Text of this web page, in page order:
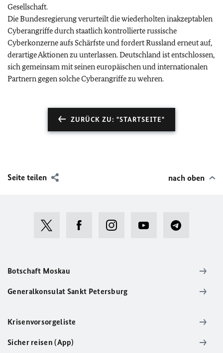
Gesellschaft.
Die Bundesregierung verurteilt die wiederholten inakzeptablen
Cyberangriffe durch staatlich kontrollierte russische
Cyberkonzerne aufs Schärfste und fordert Russland erneut auf,
derartige Aktionen zu unterlassen. Deutschland ist entschlossen,
sich gemeinsam mit seinen europäischen und internationalen
Partnern gegen solche Cyberangriffe zu wehren.
ZURÜCK ZU: "STARTSEITE"
Seite teilen nach oben
Botschaft Moskau
Generalkonsulat Sankt Petersburg
Krisenvorsorgeliste
Sicher reisen (App)